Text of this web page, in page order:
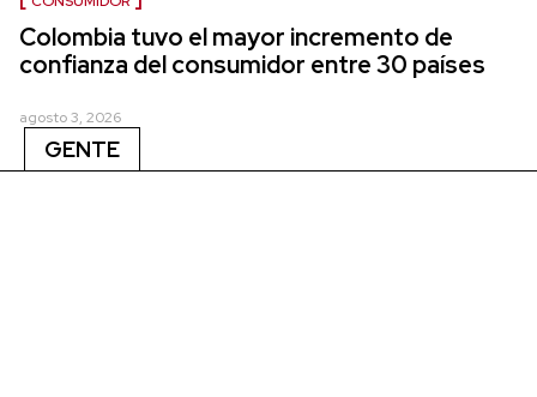
Colombia tuvo el mayor incremento de
confianza del consumidor entre 30 países
agosto 3, 2026
GENTE